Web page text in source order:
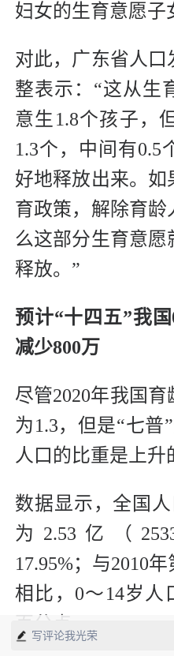
妇女的生育意愿子
对此，广东省人口
整表示：“这从生
意生1.8个孩子，
1.3个，中间有0.5
好地释放出来。如
育政策，解除育龄
么这部分生育意愿
释放。”
预计“十四五”我
减少800万
尽管2020年我国
为1.3，但是“七普
人口的比重是上升
数据显示，全国
为2.53亿（
17.95%；与2010
相比，0～14岁人
写评论我光荣